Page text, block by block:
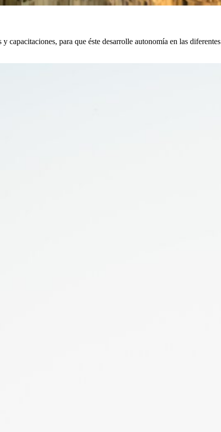
para que éste desarrolle autonomía en las